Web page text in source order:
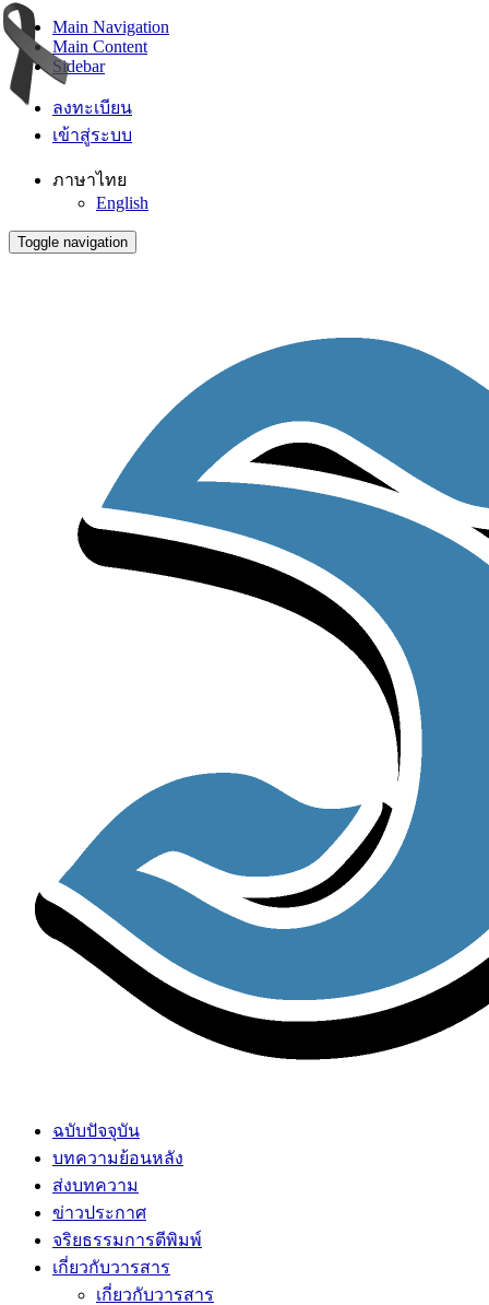
Main Navigation
Main Content
Sidebar
ลงทะเบียน
เข้าสู่ระบบ
ภาษาไทย
English
Toggle navigation
ฉบับปัจจุบัน
บทความย้อนหลัง
ส่งบทความ
ข่าวประกาศ
จริยธรรมการตีพิมพ์
เกี่ยวกับวารสาร
เกี่ยวกับวารสาร